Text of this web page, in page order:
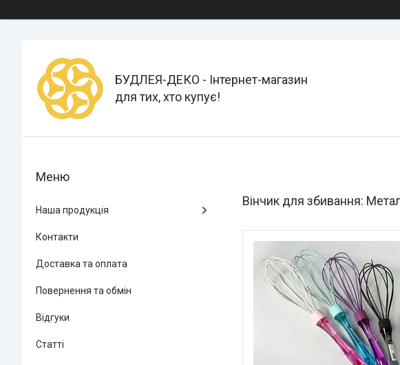
БУДЛЕЯ-ДЕКО - Інтернет-магазин
для тих, хто купує!
Вінчик для збивання:
Наша продукція
Контакти
Доставка та оплата
Повернення та обмін
Відгуки
Статті